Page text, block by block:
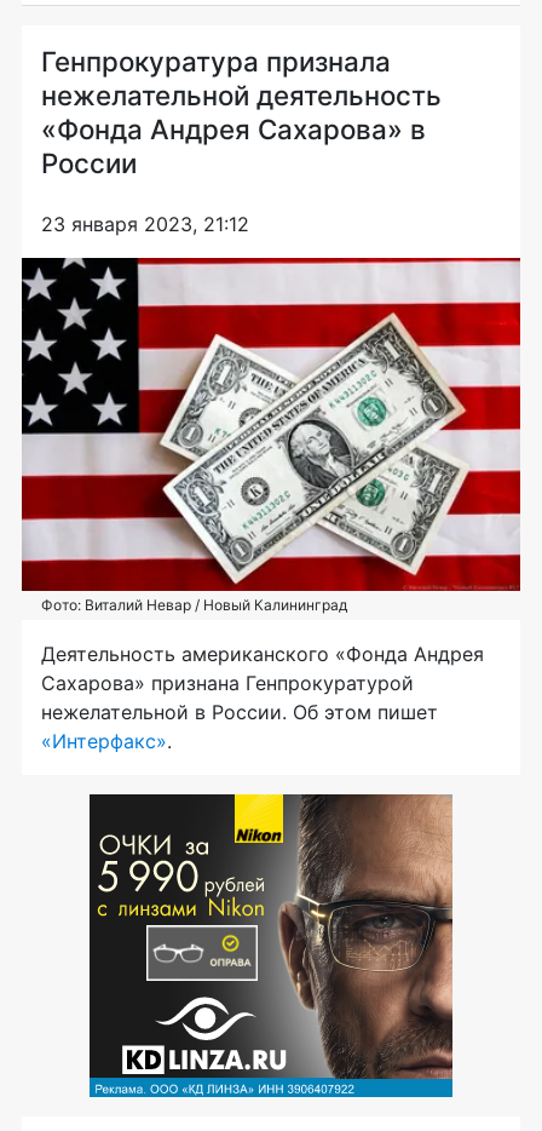
Генпрокуратура признала
нежелательной деятельность
«Фонда Андрея Сахарова» в
России
23 января 2023, 21:12
Фото: Виталий Невар / Новый Калининград
Деятельность американского «Фонда Андрея
Сахарова» признана Генпрокуратурой
нежелательной в России. Об этом пишет
«Интерфакс».